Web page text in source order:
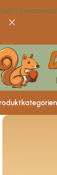
Skip to main